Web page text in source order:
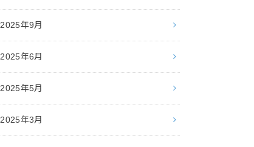
2025年9月
2025年6月
2025年5月
2025年3月